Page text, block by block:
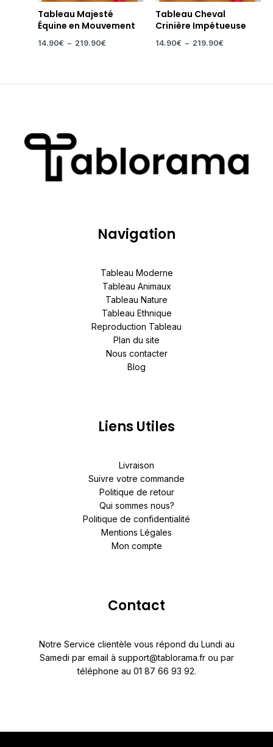
Tableau Majesté
Équine en Mouvement
14.90€ – 219.90€
Tableau Cheval
Crinière Impétueuse
14.90€ – 219.90€
Navigation
Tableau Moderne
Tableau Animaux
Tableau Nature
Tableau Ethnique
Reproduction Tableau
Plan du site
Nous contacter
Blog
Liens Utiles
Livraison
Suivre votre commande
Politique de retour
Qui sommes nous?
Politique de confidentialité
Mentions Légales
Mon compte
Contact
Notre Service clientèle vous répond du Lundi au
Samedi par email à support@tablorama.fr ou par
téléphone au 01 87 66 93 92.